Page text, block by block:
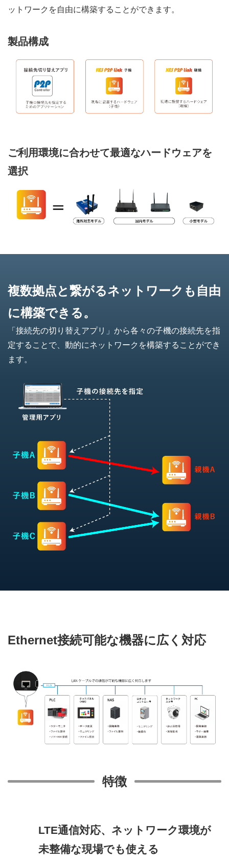
ットワークを自由に構築することができます。
製品構成
ご利用環境に合わせて最適なハードウェアを
選択
複数拠点と繋がるネットワークも 自由
に構築できる。
「接続先の切り替えアプリ」から各々の子機の接続先を指
定することで、動的にネットワークを構築することができ
ます。
Ethernet接続可能な機器に広く対応
特徴
LTE通信対応、ネットワーク環境が
未整備な現場でも使える